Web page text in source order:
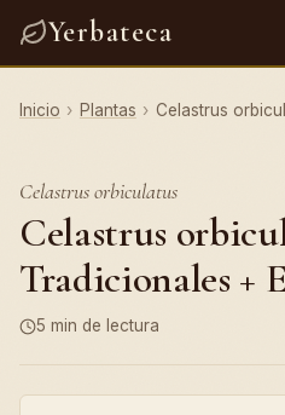
Yerbateca
Inicio › Plantas › Celastrus
Celastrus orbiculatus
Celastrus
Tradicionales +
5 min de lectura